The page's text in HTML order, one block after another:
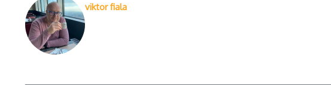
viktor fiala